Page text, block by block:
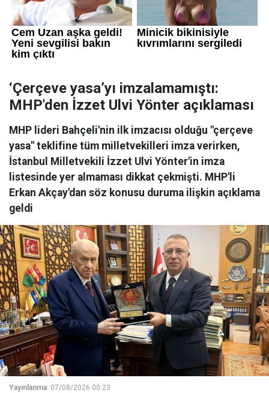
‘Çerçeve yasa’yı imzalamamıştı:
MHP'den İzzet Ulvi Yönter açıklaması
MHP lideri Bahçeli'nin ilk imzacısı olduğu "çerçeve
yasa" teklifine tüm milletvekilleri imza verirken,
İstanbul Milletvekili İzzet Ulvi Yönter'in imza
listesinde yer almaması dikkat çekmişti. MHP'li
Erkan Akçay'dan söz konusu duruma ilişkin açıklama
geldi
Yayınlanma: 07/08/2026 00:23